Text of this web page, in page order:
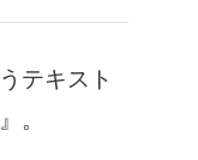
テキスト
。